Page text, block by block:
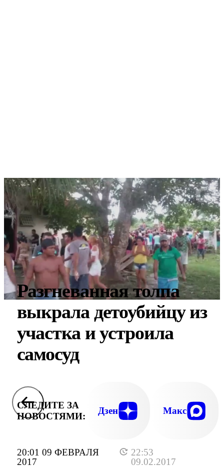
20:01 09 ФЕВРАЛЯ
2017
22:53
09.02.2017
Разгневанная толпа
выкрала детоубийцу из
участка и устроила
самосуд
СЛЕДИТЕ ЗА
НОВОСТЯМИ:
Дзен Макс